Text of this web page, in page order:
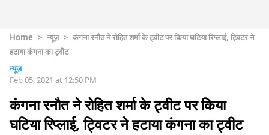
Home > न्यूज़ > कंगना रनौत ने रोहित शर्मा के ट्वीट पर किया घटिया रिप्लाई, ट्विटर ने
हटाया कंगना का ट्वीट
न्यूज़
Feb 05, 2021 at 12:50 PM
कंगना रनौत ने रोहित शर्मा के ट्वीट पर किया
घटिया रिप्लाई, ट्विटर ने हटाया कंगना का ट्वीट